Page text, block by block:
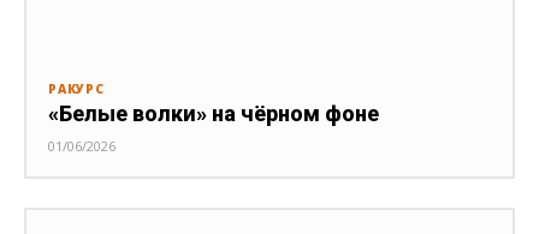
РАКУРС
«Белые волки» на чёрном фоне
01/06/2026